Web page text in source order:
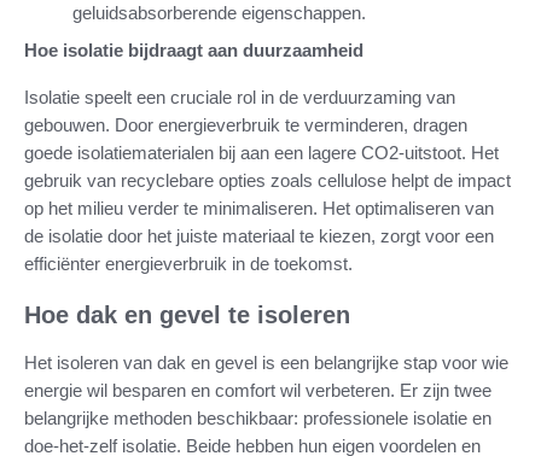
geluidsabsorberende eigenschappen.
Hoe isolatie bijdraagt aan duurzaamheid
Isolatie speelt een cruciale rol in de verduurzaming van
gebouwen. Door energieverbruik te verminderen, dragen
goede isolatiematerialen bij aan een lagere CO2-uitstoot. Het
gebruik van recyclebare opties zoals cellulose helpt de impact
op het milieu verder te minimaliseren. Het optimaliseren van
de isolatie door het juiste materiaal te kiezen, zorgt voor een
efficiënter energieverbruik in de toekomst.
Hoe dak en gevel te isoleren
Het isoleren van dak en gevel is een belangrijke stap voor wie
energie wil besparen en comfort wil verbeteren. Er zijn twee
belangrijke methoden beschikbaar: professionele isolatie en
doe-het-zelf isolatie. Beide hebben hun eigen voordelen en